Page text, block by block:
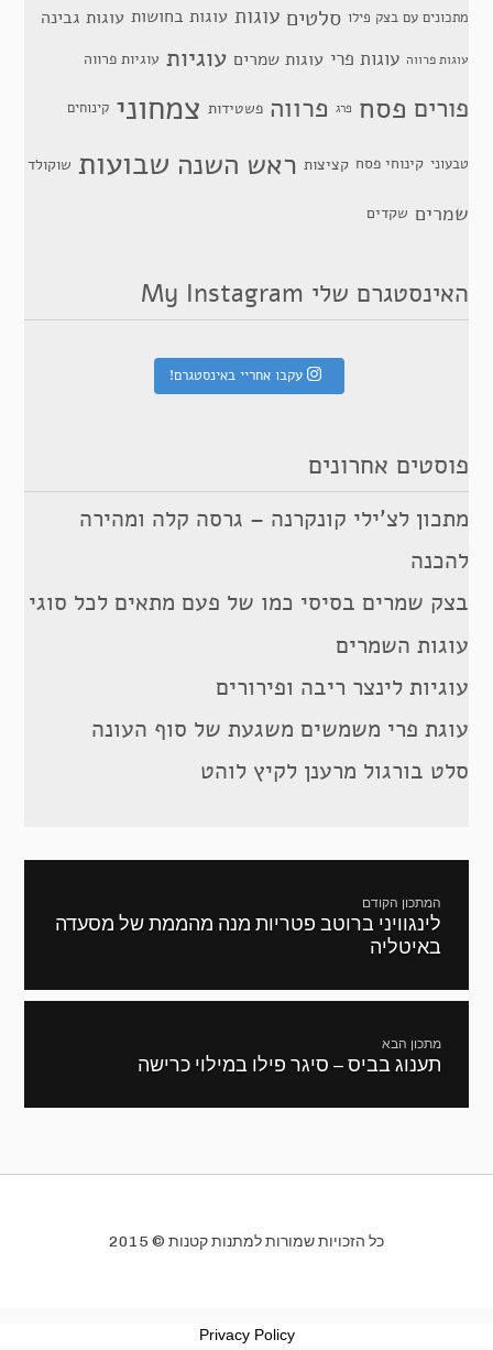
מתכונים עם בצק פילו סלטים עוגות עוגות בחושות עוגות גבינה
עוגות פרווה עוגות פרי עוגות שמרים עוגיות עוגיות פרווה
פורים פסח פרג פרווה פשטידות צמחוני קינוחים
טבעוני קינוחי פסח קציצות ראש השנה שבועות שוקולד
שמרים שקדים
האינסטגרם שלי My Instagram
עקבו אחריי באינסטגרם!
פוסטים אחרונים
מתכון לצ’ילי קונקרנה – גרסה קלה ומהירה
להכנה
בצק שמרים בסיסי כמו של פעם מתאים לכל סוגי
עוגות השמרים
עוגיות לינצר ריבה ופירורים
עוגת פרי משמשים משגעת של סוף העונה
סלט בורגול מרענן לקיץ לוהט
המתכון הקודם
מתכון
קודם:
לינגוויני ברוטב פטריות מנה מהממת של מסעדה
באיטליה
מתכון הבא
המתכון
תענוג בביס – סיגר פילו במילוי כרישה
כל הזכויות שמורות למתנות קטנות © 2015
Privacy Policy